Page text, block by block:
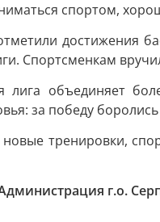
спортом,
достижения
Спортсменкам
лига объединяет
за победу
тренировки,
г.о.